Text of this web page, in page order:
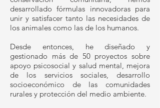
desarrollado fórmulas innovadoras para
unir y satisfacer tanto las necesidades de
los animales como las de los humanos.
Desde entonces, he diseñado y
gestionado más de 50 proyectos sobre
apoyo psicosocial y salud mental, mejora
de los servicios sociales, desarrollo
socioeconómico de las comunidades
rurales y protección del medio ambiente.